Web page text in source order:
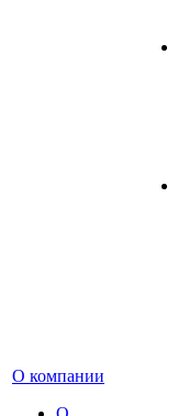
О компании